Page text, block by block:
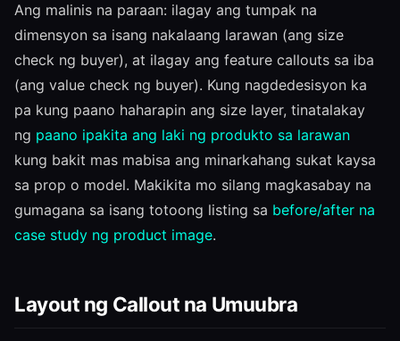
Ang malinis na paraan: ilagay ang tumpak na
dimensyon sa isang nakalaang larawan (ang size
check ng buyer), at ilagay ang feature callouts sa iba
(ang value check ng buyer). Kung nagdedesisyon ka
pa kung paano haharapin ang size layer, tinatalakay
ng paano ipakita ang laki ng produkto sa larawan
kung bakit mas mabisa ang minarkahang sukat kaysa
sa prop o model. Makikita mo silang magkasabay na
gumagana sa isang totoong listing sa before/after na
case study ng product image.
Layout ng Callout na Umuubra